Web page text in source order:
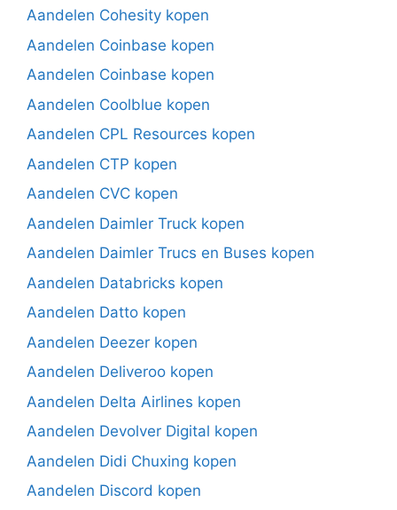
Aandelen Cohesity kopen
Aandelen Coinbase kopen
Aandelen Coinbase kopen
Aandelen Coolblue kopen
Aandelen CPL Resources kopen
Aandelen CTP kopen
Aandelen CVC kopen
Aandelen Daimler Truck kopen
Aandelen Daimler Trucs en Buses kopen
Aandelen Databricks kopen
Aandelen Datto kopen
Aandelen Deezer kopen
Aandelen Deliveroo kopen
Aandelen Delta Airlines kopen
Aandelen Devolver Digital kopen
Aandelen Didi Chuxing kopen
Aandelen Discord kopen